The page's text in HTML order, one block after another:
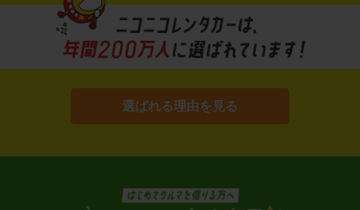
選ばれる理由を見る